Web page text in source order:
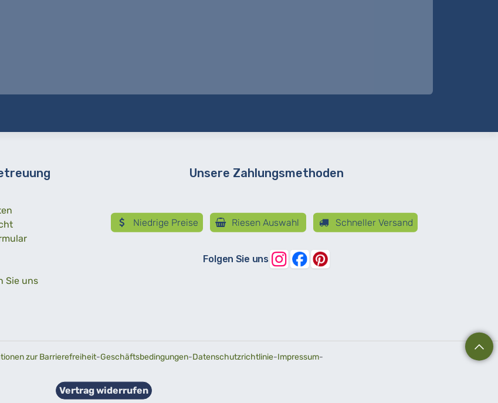
Sie uns
Unsere Zahlungsmethoden
Niedrige Preise Riesen Auswahl Schneller Versand
Folgen Sie uns
zur Barrierefreiheit-Geschäftsbedingungen-Datenschutzrichtlinie-Impressum-
Vertrag widerrufen